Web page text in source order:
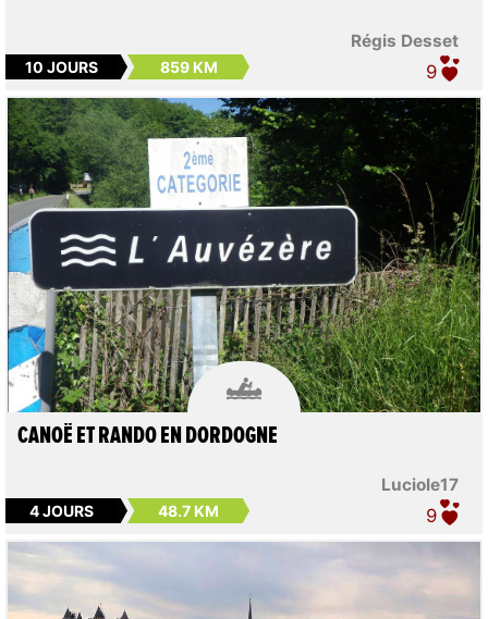
Régis Desset
10 JOURS 859 KM 9

Luciole17
CANOË ET RANDO EN DORDOGNE
4 JOURS 48.7 KM 9